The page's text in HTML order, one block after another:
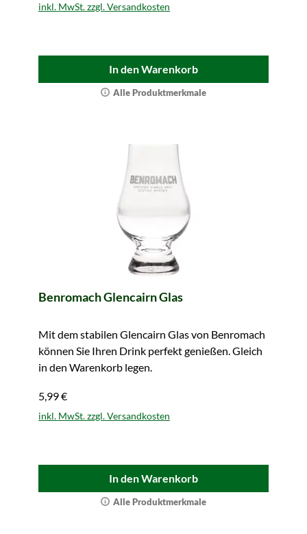
inkl. MwSt. zzgl. Versandkosten
In den Warenkorb
Alle Produktmerkmale
Benromach Glencairn Glas
Mit dem stabilen Glencairn Glas von Benromach
können Sie Ihren Drink perfekt genießen. Gleich
in den Warenkorb legen.
5,99 €
inkl. MwSt. zzgl. Versandkosten
In den Warenkorb
Alle Produktmerkmale